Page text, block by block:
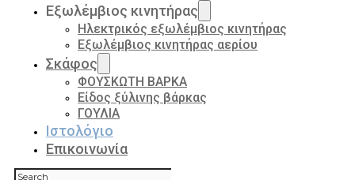
Εξωλέμβιος κινητήρας
Ηλεκτρικός εξωλέμβιος κινητήρας
Εξωλέμβιος κινητήρας αερίου
Σκάφος
ΦΟΥΣΚΩΤΗ ΒΑΡΚΑ
Είδος ξύλινης βάρκας
ΓΟΥΛΙΑ
Ιστολόγιο
Επικοινωνία
Αναζήτηση